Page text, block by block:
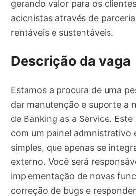
gerando valor para os
acionistas através de
rentáveis e sustentáveis.
Descrição da vaga
Estamos a procura de uma
dar manutenção e suporte a
de Banking as a Service.
com um painel admnistrativo
simples, que apenas se
externo. Você será
implementação de novas
correção de bugs e